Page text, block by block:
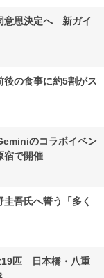
意思決定へ 新ガイ
後の食事に約5割がス
のコラボイベン
宿で開催
吾氏へ誓う「多く
19匹 日本橋・八重